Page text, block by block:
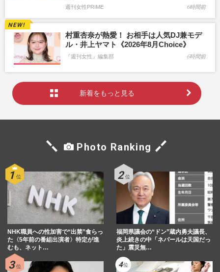
週刊女性PRIME 6時間前
村重杏奈が熱愛！ お相手は人気DJ兼モデ
ル・井上ヤマト《2026年8月Choice》
『週刊女性』編集部 6時間前
新着をもっと見る
Photo Ranking
NHK職員への性加害で“出禁”食らっ
た〈5年前の番組出演者〉特定が進
むも、ネット…
福岡県議会の“ドン”蔵内勇夫議長、
炎上続きの中「ネパールは天国だっ
た」震災無…